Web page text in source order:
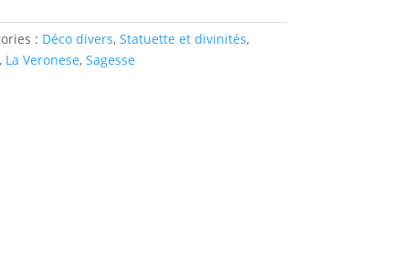
: Déco divers, Statuette et divinités,
, La Veronese, Sagesse